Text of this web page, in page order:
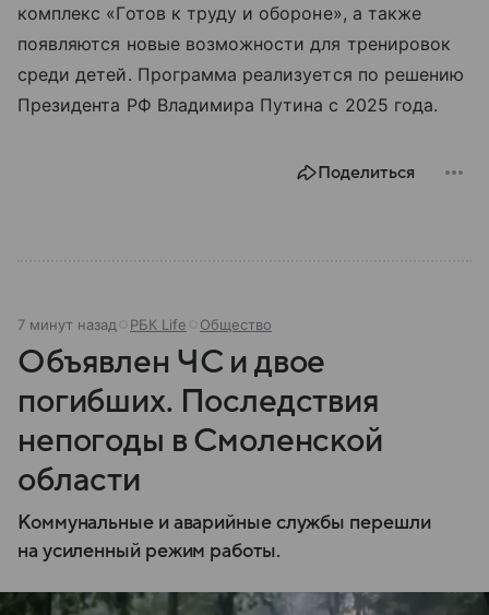
комплекс «Готов к труду и обороне», а также
появляются новые возможности для тренировок
среди детей. Программа реализуется по решению
Президента РФ Владимира Путина с 2025 года.
Поделиться
7 минут назад РБК Life Общество
Объявлен ЧС и двое
погибших. Последствия
непогоды в Смоленской
области
Коммунальные и аварийные службы перешли
на усиленный режим работы.